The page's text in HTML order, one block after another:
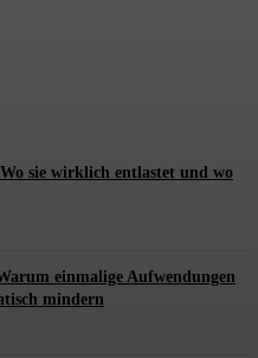
sie wirklich entlastet und wo
einmalige Aufwendungen
mindern